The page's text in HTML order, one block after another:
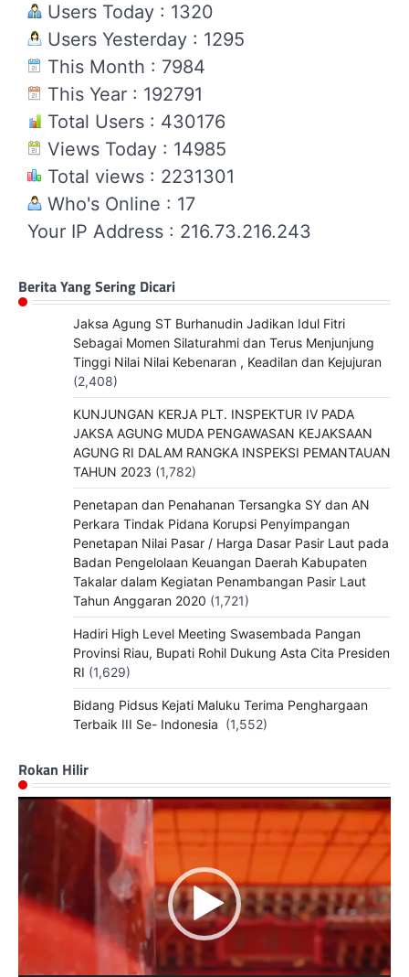
Users Today : 1320
Users Yesterday : 1295
This Month : 7984
This Year : 192791
Total Users : 430176
Views Today : 14985
Total views : 2231301
Who's Online : 17
Your IP Address : 216.73.216.243
Berita Yang Sering Dicari
Jaksa Agung ST Burhanudin Jadikan Idul Fitri
Sebagai Momen Silaturahmi dan Terus Menjunjung
Tinggi Nilai Nilai Kebenaran , Keadilan dan Kejujuran
(2,408)
KUNJUNGAN KERJA PLT. INSPEKTUR IV PADA
JAKSA AGUNG MUDA PENGAWASAN KEJAKSAAN
AGUNG RI DALAM RANGKA INSPEKSI PEMANTAUAN
TAHUN 2023 (1,782)
Penetapan dan Penahanan Tersangka SY dan AN
Perkara Tindak Pidana Korupsi Penyimpangan
Penetapan Nilai Pasar / Harga Dasar Pasir Laut pada
Badan Pengelolaan Keuangan Daerah Kabupaten
Takalar dalam Kegiatan Penambangan Pasir Laut
Tahun Anggaran 2020 (1,721)
Hadiri High Level Meeting Swasembada Pangan
Provinsi Riau, Bupati Rohil Dukung Asta Cita Presiden
RI (1,629)
Bidang Pidsus Kejati Maluku Terima Penghargaan
Terbaik III Se- Indonesia (1,552)
Rokan Hilir
Pemutar